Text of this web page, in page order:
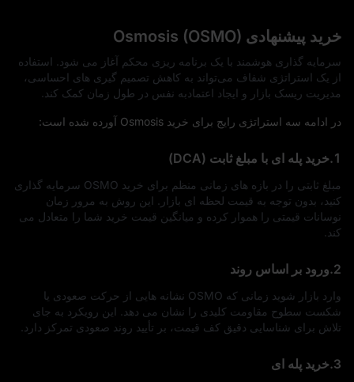
خرید پیشنهادی Osmosis (OSMO)
سرمایه‌ گذاری هوشمند با یک برنامه‌ ریزی محکم آغاز می‌ شود. استفاده
از یک استراتژی شفاف می‌تواند به کاهش تصمیم‌ گیری‌ های احساسی،
مدیریت ریسک بازار و ایجاد اعتمادبه‌ نفس در طول زمان کمک کند.
در ادامه سه استراتژی رایج برای خرید Osmosis آورده شده است:
1.خرید پله‌ ای با مبلغ ثابت (DCA)
مبلغ ثابتی را در بازه‌ های زمانی منظم برای خرید OSMO سرمایه‌ گذاری
کنید، بدون توجه به قیمت لحظه‌ ای بازار. این روش به مرور زمان
نوسانات قیمتی را هموار کرده و میانگین قیمت خرید شما را متعادل می‌
کند.
2.ورود بر اساس روند
وارد بازار شوید زمانی که OSMO نشانه‌ هایی از حرکت صعودی یا
شکست سطوح مقاومت کلیدی را نشان می‌ دهد. این رویکرد به‌ جای
تلاش برای شناسایی دقیق کف قیمت، بر تأیید روند صعودی تمرکز دارد.
3.خرید پله‌ ای